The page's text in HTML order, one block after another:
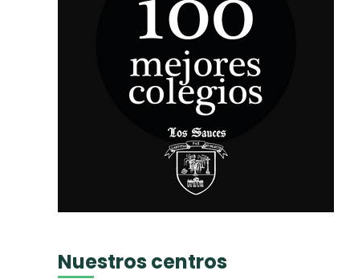
Nuestros centros